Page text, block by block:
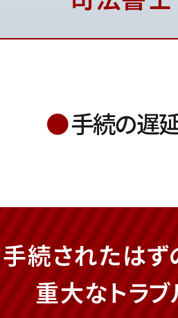
●手続の遅
手続されたは
重大なトラ